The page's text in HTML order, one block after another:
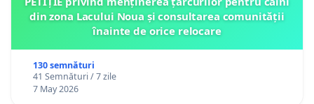
din zona Lacului Noua și consultarea comunității
înainte de orice relocare
130 semnături
41 Semnături / 7 zile
7 May 2026